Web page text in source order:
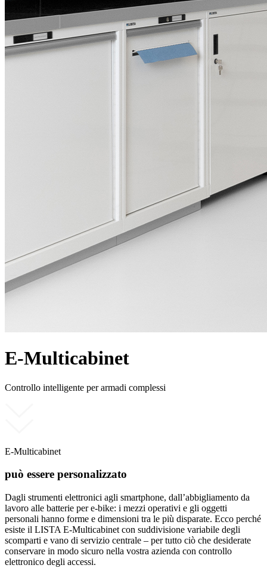
E-Multicabinet
Controllo intelligente per armadi complessi
E-Multicabinet
può essere personalizzato
Dagli strumenti elettronici agli smartphone, dall’abbigliamento da
lavoro alle batterie per e-bike: i mezzi operativi e gli oggetti
personali hanno forme e dimensioni tra le più disparate. Ecco perché
esiste il LISTA E-Multicabinet con suddivisione variabile degli
scomparti e vano di servizio centrale – per tutto ciò che desiderate
conservare in modo sicuro nella vostra azienda con controllo
elettronico degli accessi.